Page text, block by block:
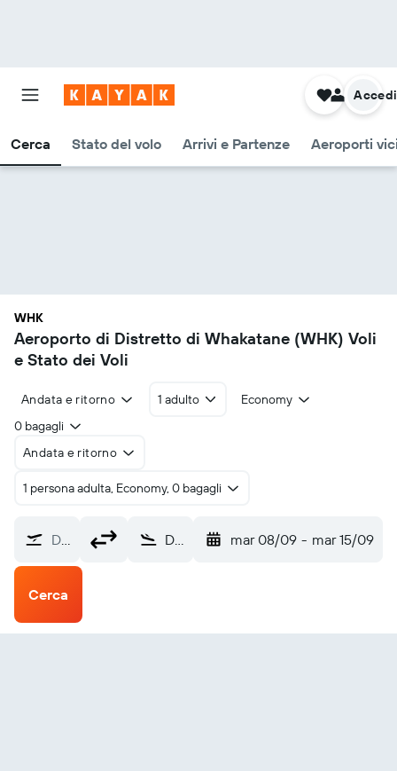
Cerca Stato del volo Arrivi e Partenze Aeroporti
Accedi
WHK
Aeroporto di Distretto di Whakatane (WHK) Voli
e Stato dei Voli
Andata e ritorno 1 adulto
Economy
0 bagagli
Andata e ritorno
1 persona adulta, Economy, 0 bagagli
Da dove? Distretto di Whakatane (WHK) mar 08/09 - mar 15/09
Cerca